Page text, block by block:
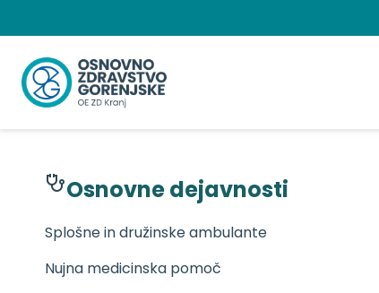
na
vsebino
Osnovne dejavnosti
Splošne in družinske ambulante
Nujna medicinska pomoč